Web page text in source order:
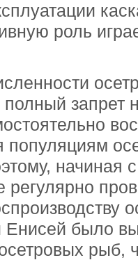
роль
полный
популяциям
начиная с
регулярно
Енисей было
рыб,